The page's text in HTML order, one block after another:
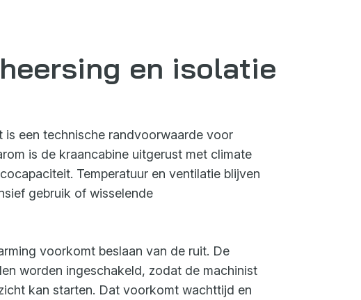
en isolatie
is een technische randvoorwaarde voor
is de kraancabine uitgerust met climate
Temperatuur en ventilatie blijven
gebruik of wisselende
voorkomt beslaan van de ruit. De
worden ingeschakeld, zodat de machinist
kan starten. Dat voorkomt wachttijd en